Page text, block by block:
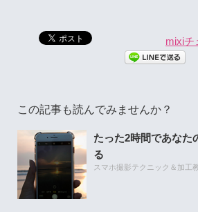
mixiチ
この記事も読んでみませんか？
たった2時間であなた
る
スマホ撮影テクニック＆加工